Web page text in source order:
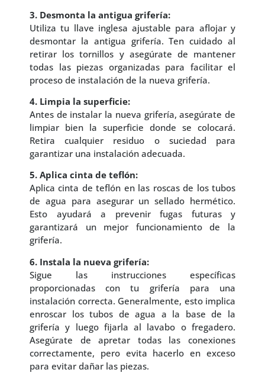
3. Desmonta la antigua grifería:
Utiliza tu llave inglesa ajustable para aflojar y
desmontar la antigua grifería. Ten cuidado al
retirar los tornillos y asegúrate de mantener
todas las piezas organizadas para facilitar el
proceso de instalación de la nueva grifería.
4. Limpia la superficie:
Antes de instalar la nueva grifería, asegúrate de
limpiar bien la superficie donde se colocará.
Retira cualquier residuo o suciedad para
garantizar una instalación adecuada.
5. Aplica cinta de teflón:
Aplica cinta de teflón en las roscas de los tubos
de agua para asegurar un sellado hermético.
Esto ayudará a prevenir fugas futuras y
garantizará un mejor funcionamiento de la
grifería.
6. Instala la nueva grifería:
Sigue las instrucciones específicas
proporcionadas con tu grifería para una
instalación correcta. Generalmente, esto implica
enroscar los tubos de agua a la base de la
grifería y luego fijarla al lavabo o fregadero.
Asegúrate de apretar todas las conexiones
correctamente, pero evita hacerlo en exceso
para evitar dañar las piezas.